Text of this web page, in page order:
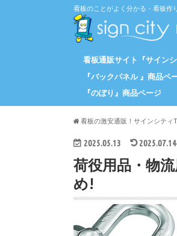
看板のことがよく分かる・看板作
看板通販サイト『サインシ
『バックパネル 』商品ペ
『のぼり』商品ページ
看板の激安通販！サインシティ
2025.05.13 2025.07.14
荷役用品・物
め!